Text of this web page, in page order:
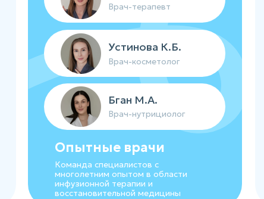
Опытные врачи
Команда специалистов с
многолетним опытом в области
инфузионной терапии и
восстановительной медицины
Устинова К.Б.
Врач-косметолог
Врач-терапевт
Бган М.А.
Врач-нутрициолог